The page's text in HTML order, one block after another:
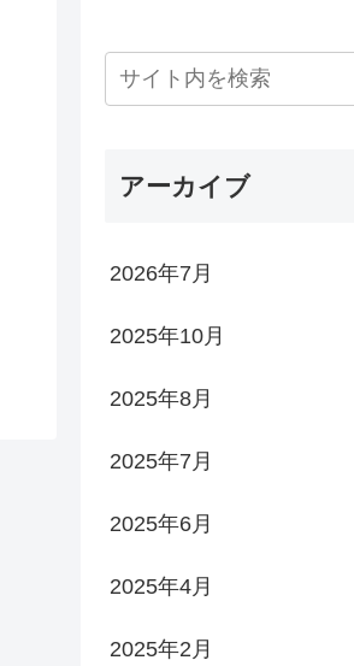
アーカイブ
2026年7月
2025年10月
2025年8月
2025年7月
2025年6月
2025年4月
2025年2月